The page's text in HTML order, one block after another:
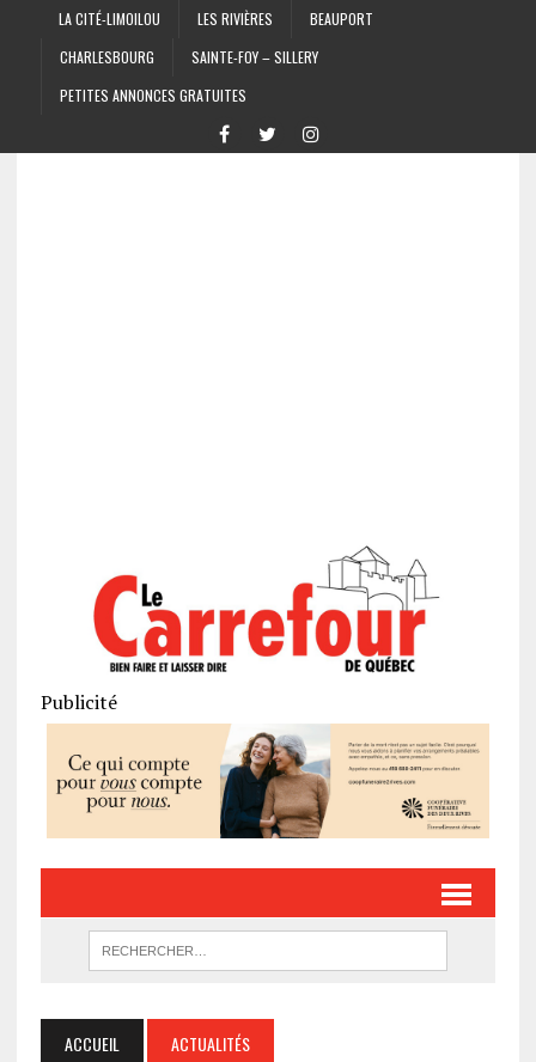
LA CITÉ-LIMOILOU LES RIVIÈRES
BEAUPORT
CHARLESBOURG
SAINTE-FOY – SILLERY
PETITES ANNONCES GRATUITES
Publicité
ACCUEIL ACTUALITÉS